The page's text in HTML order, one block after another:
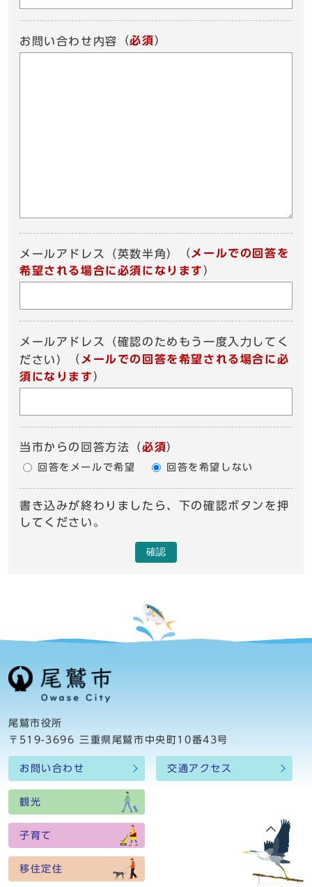
お問い合わせ内容 （必須）
メールアドレス（英数半角） （ メールでの回答を
希望される場合に必須になります ）
メールアドレス（確認のためもう一度入力してく
ださい）
（ メールでの回答を希望される場合に必
須になります ）
当市からの回答方法 （必須）
回答をメールで希望 回答を希望しない
書き込みが終わりましたら、下の確認ボタンを押
してください。
確認
尾鷲市役所
〒519-3696 三重県尾鷲市中央町10番43号
お問い合わせ 交通アクセス
観光
子育て
移住定住